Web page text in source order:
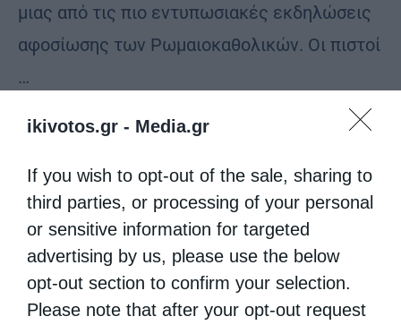
ikivotos.gr - Media.gr
If you wish to opt-out of the sale, sharing to
third parties, or processing of your personal
or sensitive information for targeted
advertising by us, please use the below
opt-out section to confirm your selection.
Please note that after your opt-out request
μιας από τις πιο εντυπωσιακές εκδηλώσεις
αφοσίωσης των Ρωμαιοκαθολικών. Οι πιστοί
…